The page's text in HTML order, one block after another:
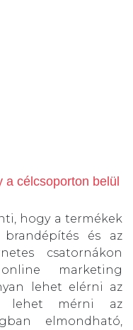
a célcsoporton belül
hogy a termékek
brandépítés és az
csatornákon
marketing
lehet elérni az
lehet mérni az
elmondható,